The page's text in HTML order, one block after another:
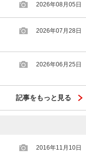
2026年08月05日
2026年07月28日
2026年06月25日
記事をもっと見る
2016年11月10日